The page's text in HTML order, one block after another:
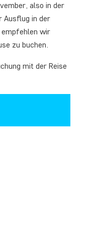
also in der
Ausflug in der
wir
zu buchen.
mit der Reise